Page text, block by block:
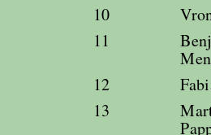
10
11
12
13